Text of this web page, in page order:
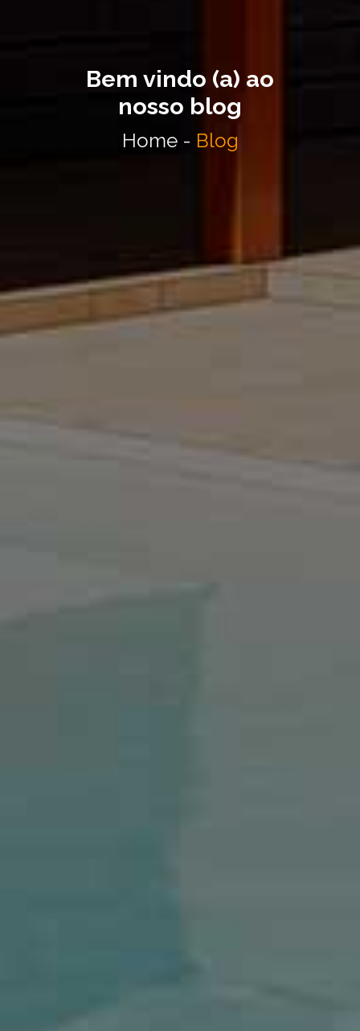
Bem vindo (a) ao
nosso blog
Home - Blog